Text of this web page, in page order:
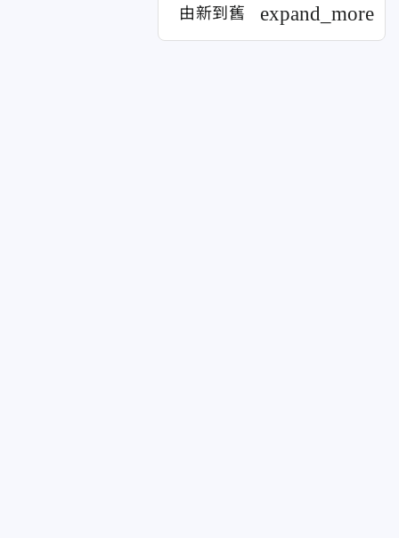
由新到舊 expand_more